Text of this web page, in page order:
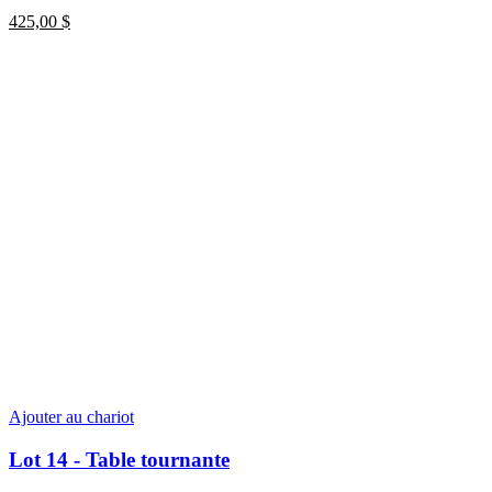
425,00 $
Ajouter au chariot
Lot 14 - Table tournante